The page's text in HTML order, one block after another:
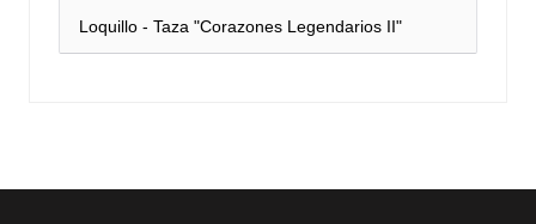
Loquillo - Taza "Corazones Legendarios II"